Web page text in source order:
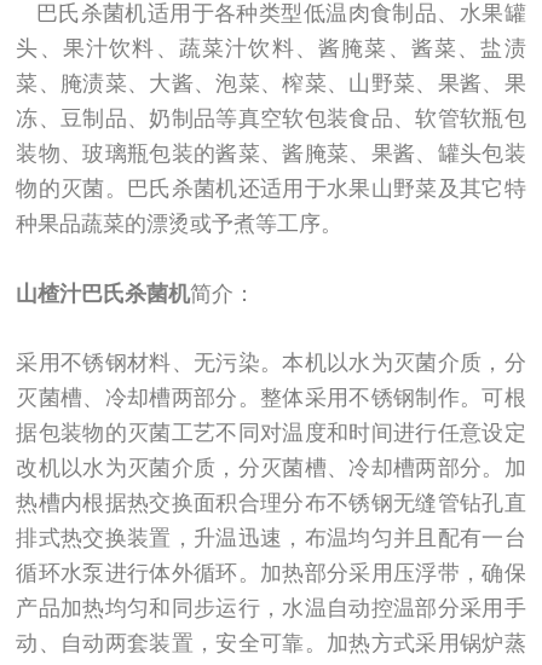
巴氏杀菌机适用于各种类型低温肉食制品、水果罐
头、果汁饮料、蔬菜汁饮料、酱腌菜、酱菜、盐渍
菜、腌渍菜、大酱、泡菜、榨菜、山野菜、果酱、果
冻、豆制品、奶制品等真空软包装食品、软管软瓶包
装物、玻璃瓶包装的酱菜、酱腌菜、果酱、罐头包装
物的灭菌。巴氏杀菌机还适用于水果山野菜及其它特
种果品蔬菜的漂烫或予煮等工序。
山楂汁巴氏杀菌机简介：
采用不锈钢材料、无污染。本机以水为灭菌介质，分
灭菌槽、冷却槽两部分。整体采用不锈钢制作。可根
据包装物的灭菌工艺不同对温度和时间进行任意设定
改机以水为灭菌介质，分灭菌槽、冷却槽两部分。加
热槽内根据热交换面积合理分布不锈钢无缝管钻孔直
排式热交换装置，升温迅速，布温均匀并且配有一台
循环水泵进行体外循环。加热部分采用压浮带，确保
产品加热均匀和同步运行，水温自动控温部分采用手
动、自动两套装置，安全可靠。加热方式采用锅炉蒸